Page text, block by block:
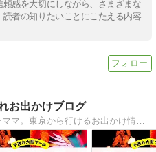
感を大切にしながら、さまざまな
者の知りたいことにこたえる内容
お出かけブログ
乳児＆幼児の２児ワンオペワーママ。東京から行けるお出かけ情報をメインに書いています。幼児教育にも興味あり。